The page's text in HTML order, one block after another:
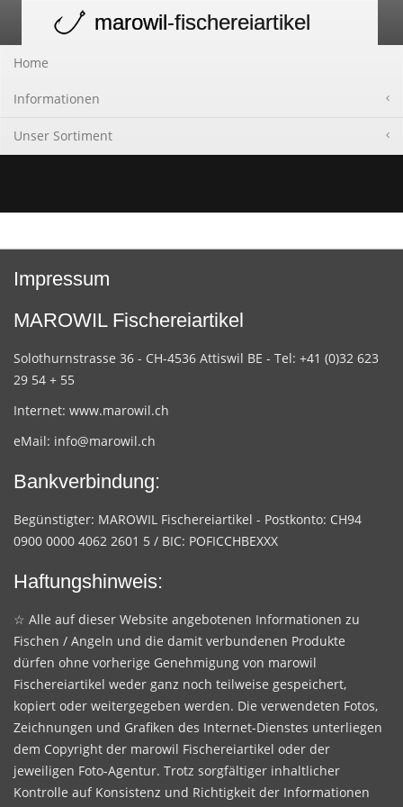
navigation
marowil-fischereiartikel
Home
Informationen
Unser Sortiment
Impressum
MAROWIL Fischereiartikel
Solothurnstrasse 36 - CH-4536 Attiswil BE - Tel: +41 (0)32 623
29 54 + 55
Internet: www.marowil.ch
eMail: info@marowil.ch
Bankverbindung:
Begünstigter: MAROWIL Fischereiartikel - Postkonto: CH94
0900 0000 4062 2601 5 / BIC: POFICCHBEXXX
Haftungshinweis:
☆ Alle auf dieser Website angebotenen Informationen zu
Fischen / Angeln und die damit verbundenen Produkte
dürfen ohne vorherige Genehmigung von marowil
Fischereiartikel weder ganz noch teilweise gespeichert,
kopiert oder weitergegeben werden. Die verwendeten Fotos,
Zeichnungen und Grafiken des Internet-Dienstes unterliegen
dem Copyright der marowil Fischereiartikel oder der
jeweiligen Foto-Agentur. Trotz sorgfältiger inhaltlicher
Kontrolle auf Konsistenz und Richtigkeit der Informationen